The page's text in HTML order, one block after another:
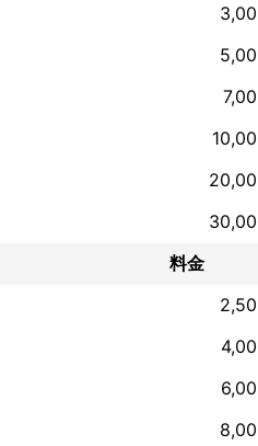
よう」なんてお考えの方？
したい‼
います‼
し、翌年移植という行程がありま
るという一つの作業方法です！
り」をモットーとし、頑張ってお
料金